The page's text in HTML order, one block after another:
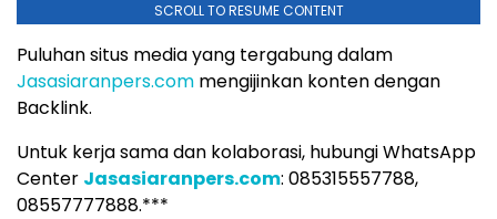
SCROLL TO RESUME CONTENT
Puluhan situs media yang tergabung dalam
Jasasiaranpers.com mengijinkan konten dengan
Backlink.
Untuk kerja sama dan kolaborasi, hubungi WhatsApp
Center Jasasiaranpers.com: 085315557788,
08557777888.***